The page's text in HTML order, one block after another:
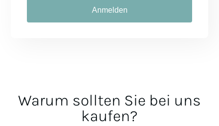
Anmelden
Warum sollten Sie bei uns
kaufen?